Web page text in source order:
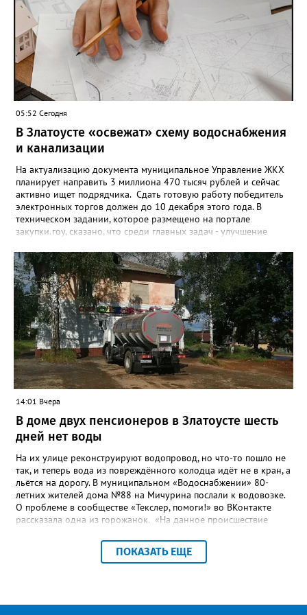
примерно каждый пятый из тех, кто установил самозапрет,
никогда кредиты не брал, столько же погасили долги недавно,
а больше половины имеют долговые обязательства сейчас.
05:52 Сегодня
В Златоусте «освежат» схему водоснабжения
и канализации
На актуализацию документа муниципальное Управление ЖКХ
планирует направить 3 миллиона 470 тысяч рублей и сейчас
активно ищет подрядчика. Сдать готовую работу победитель
электронных торгов должен до 10 декабря этого года. В
техническом задании, которое размещено на портале
закупки.гоу, сказано, что среди главных задач - улучшение
повышение энергоэффективности систем. Кроме электронных
схем, исполнителю нужно разработать предложения по
строительству и реконструкции водоснабжения и канализации,
оценив размер вложений, а также представить перечень
бесхозных объектов и возможные сценарии развития этой
сферы городского хозяйства. В июне 2025 года
«Златоуст.инфо» сообщал о подобных торгах. Тогда цена
вопроса была почти в три раза выше - 9 миллионов 13 тысяч
486 рублей, а в списке работ была разработка электронной
системы ливнёвок.
14:01 Вчера
В доме двух пенсионеров в Златоусте шесть
дней нет воды
На их улице реконструируют водопровод, но что-то пошло не
так, и теперь вода из повреждённого колодца идёт не в кран, а
льётся на дорогу. В муниципальном «Водоснабжении» 80-
летних жителей дома №88 на Мичурина послали к водовозке.
О проблеме в сообществе «Текслер, помоги!» во ВКонтакте
рассказала одна из горожанок. «На данное происшествие
гл.инженера Шепелева А.Н. из обслуживающей организации
МУП ЗГО "Златоустовское Водоснабжение" ул. Островского, 7,
пунктуация авторские). Под обращением есть комментарий
ПОКАЗАТЬ ЕЩЕ